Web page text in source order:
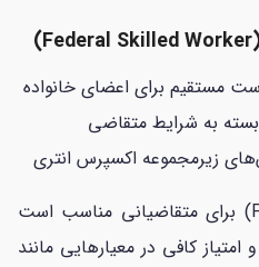
مستقیم برای اعضای خانواده
بسته به شرایط متقاضی
زیرمجموعه اکسپرس انتری
برنامه فدرال اسکیل ورکر (FSW) برای متقاضیانی مناسب است
کافی در معیارهایی مانند